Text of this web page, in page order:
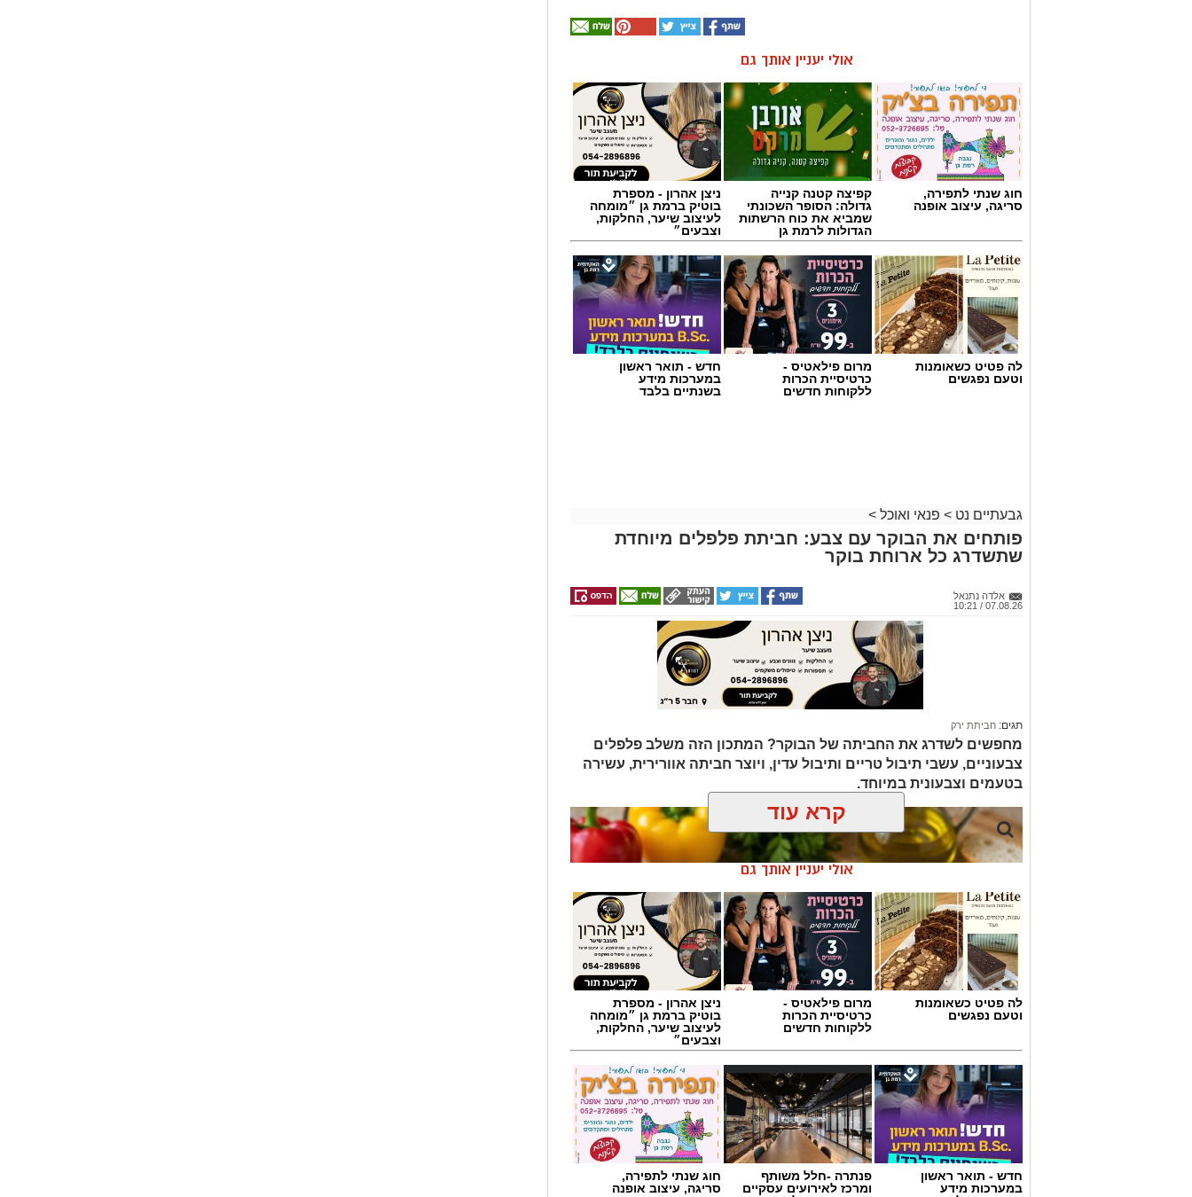
אולי יעניין אותך גם
חוג שנתי לתפירה,
סריגה, עיצוב אופנה
קפיצה קטנה קנייה
גדולה: הסופר השכונתי
שמביא את כוח הרשתות
הגדולות לרמת גן
ניצן אהרון - מספרת
בוטיק ברמת גן ״מומחה
לעיצוב שיער, החלקות,
וצבעים״
לה פטיט כשאומנות
וטעם נפגשים
מרום פילאטיס -
כרטיסיית הכרות
ללקוחות חדשים
חדש - תואר ראשון
במערכות מידע
בשנתיים בלבד
גבעתיים נט > פנאי ואוכל >
פותחים את הבוקר עם צבע: חביתת פלפלים מיוחדת
שתשדרג כל ארוחת בוקר
אלדה נתנאל
07.08.26 / 10:21
תגים: חביתת ירק
מחפשים לשדרג את החביתה של הבוקר? המתכון הזה משלב פלפלים
צבעוניים, עשבי תיבול טריים ותיבול עדין, ויוצר חביתה אוורירית, עשירה
בטעמים וצבעונית במיוחד.
ai
מצרכים (ל-2 מנות)
קרא עוד
אולי יעניין אותך גם
לה פטיט כשאומנות
וטעם נפגשים
מרום פילאטיס -
כרטיסיית הכרות
ללקוחות חדשים
ניצן אהרון - מספרת
בוטיק ברמת גן ״מומחה
לעיצוב שיער, החלקות,
וצבעים״
חדש - תואר ראשון
במערכות מידע
פנתרה -חלל משותף
ומרכז לאירועים עסקיים
חוג שנתי לתפירה,
סריגה, עיצוב אופנה